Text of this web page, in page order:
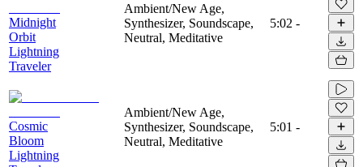
Midnight
Orbit
Lightning
Traveler
Ambient/New Age,
Synthesizer, Soundscape,
Neutral, Meditative
5:02 -
Cosmic
Bloom
Lightning
Ambient/New Age,
Synthesizer, Soundscape,
Neutral, Meditative
5:01 -